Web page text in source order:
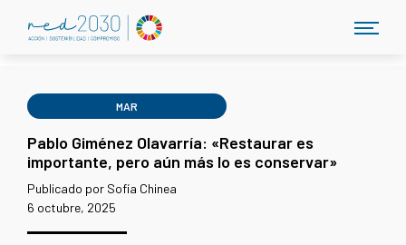
MAR
Pablo Giménez Olavarría: «Restaurar es
importante, pero aún más lo es conservar»
Publicado por Sofía Chinea
6 octubre, 2025